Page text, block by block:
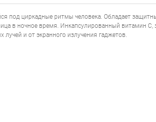
под циркадные ритмы человека. Обладает
в ночное время. Инкапсулированный витамин С,
и от экранного излучения гаджетов.